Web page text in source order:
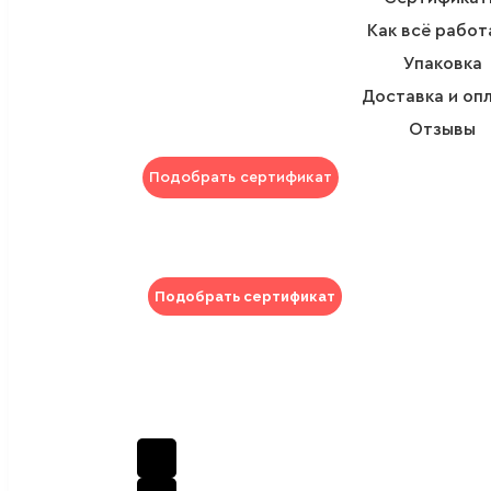
Как всё
Упаковка
Доставка и
Отзывы
Подобрать сертификат
Подобрать сертификат